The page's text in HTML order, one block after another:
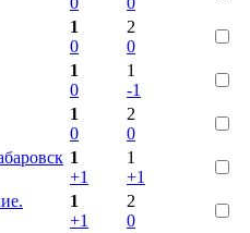
1
0
2
0
1
0
1
-1
1
0
2
0
1
+1
1
+1
1
+1
2
0